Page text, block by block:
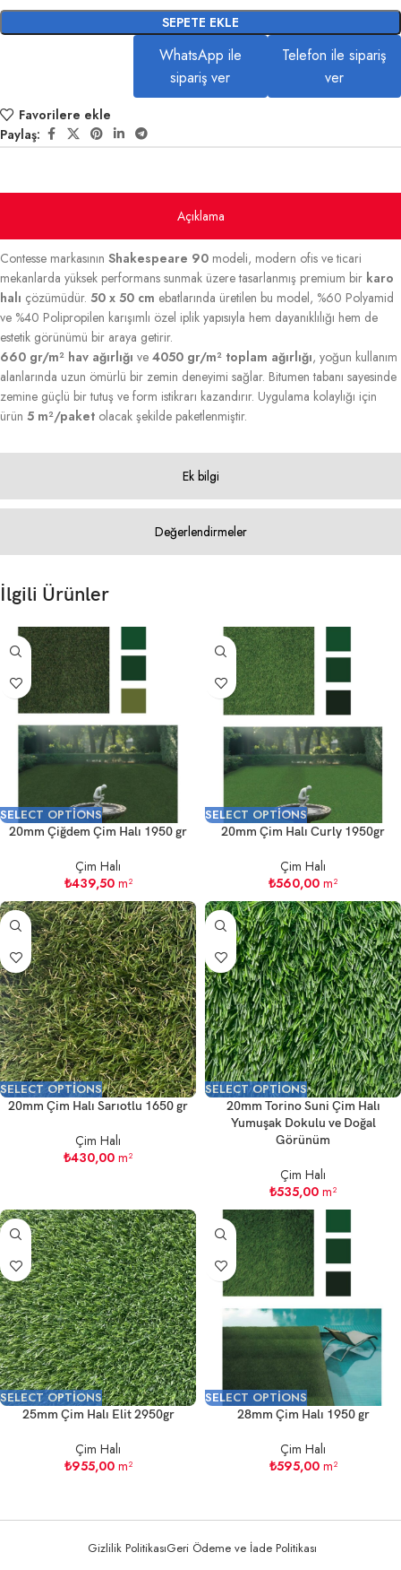
SEPETE EKLE
WhatsApp ile
sipariş ver
Telefon ile sipariş
ver
Favorilere ekle
Paylaş:
Açıklama
Ek bilgi
Değerlendirmeler
Contesse markasının Shakespeare 90 modeli, modern ofis ve ticari
mekanlarda yüksek performans sunmak üzere tasarlanmış premium bir karo
halı çözümüdür. 50 x 50 cm ebatlarında üretilen bu model, %60 Polyamid
ve %40 Polipropilen karışımlı özel iplik yapısıyla hem dayanıklılığı hem de
estetik görünümü bir araya getirir.
660 gr/m² hav ağırlığı ve 4050 gr/m² toplam ağırlığı, yoğun kullanım
alanlarında uzun ömürlü bir zemin deneyimi sağlar. Bitumen tabanı sayesinde
zemine güçlü bir tutuş ve form istikrarı kazandırır. Uygulama kolaylığı için
ürün 5 m²/paket olacak şekilde paketlenmiştir.
İlgili Ürünler
SELECT OPTIONS
20mm Çiğdem Çim Halı 1950 gr
Çim Halı
₺439,50m²
SELECT OPTIONS
20mm Çim Halı Curly 1950gr
Çim Halı
₺560,00 m²
SELECT OPTIONS
20mm Çim Halı Sarıotlu 1650 gr
Çim Halı
₺430,00 m²
SELECT OPTIONS
20mm Torino Suni Çim Halı
Yumuşak Dokulu ve Doğal
Görünüm
Çim Halı
₺535,00 m²
SELECT OPTIONS
25mm Çim Halı Elit 2950gr
Çim Halı
₺955,00m²
SELECT OPTIONS
28mm Çim Halı 1950 gr
Çim Halı
₺595,00m²
Gizlilik PolitikasıGeri Ödeme ve İade Politikası